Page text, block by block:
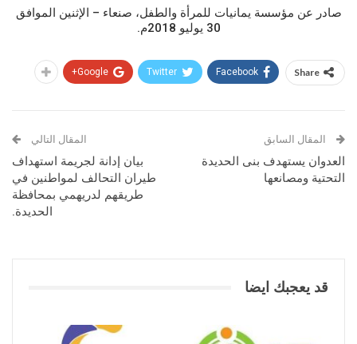
صادر عن مؤسسة يمانيات للمرأة والطفل، صنعاء – الإثنين الموافق
30 يوليو 2018م.
Share
Facebook
Twitter
Google+
المقال السابق
العدوان يستهدف بنى الحديدة
التحتية ومصانعها
المقال التالي
بيان إدانة لجريمة استهداف
طيران التحالف لمواطنين في
طريقهم لدريهمي بمحافظة
الحديدة.
قد يعجبك ايضا